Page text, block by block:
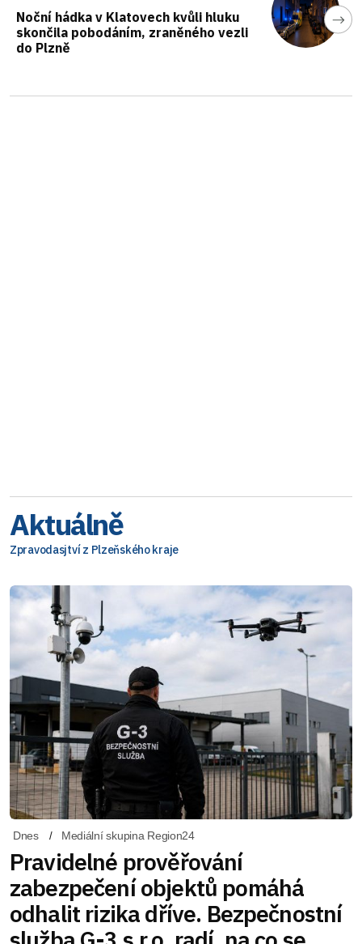
Noční hádka v Klatovech kvůli hluku
skončila pobodáním, zraněného vezli
do Plzně
Aktuálně
Zpravodasjtví z Plzeňského kraje
Dnes Mediální skupina Region24
Pravidelné prověřování
zabezpečení objektů pomáhá
odhalit rizika dříve. Bezpečnostní